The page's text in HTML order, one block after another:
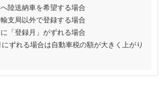
陸送納車を希望する場合
支局以外で登録する場合
「登録月」がずれる場合
にずれる場合は自動車税の額が大きく上がり